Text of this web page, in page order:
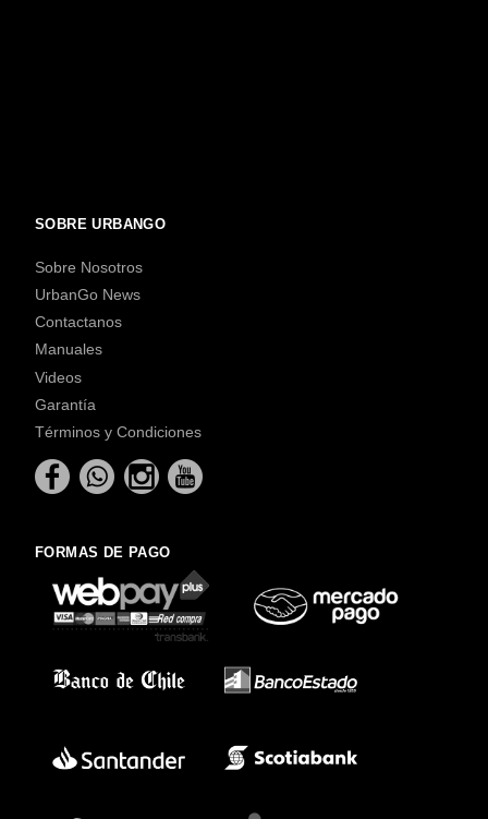
SOBRE URBANGO
Sobre Nosotros
UrbanGo News
Contactanos
Manuales
Videos
Garantía
Términos y Condiciones
FORMAS DE PAGO